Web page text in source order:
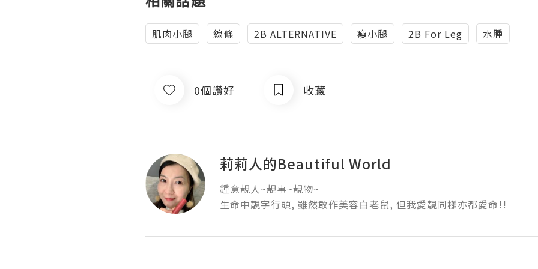
肌肉小腿 線條 2B ALTERNATIVE 瘦小腿 2B For Leg 水腫
0個讚好 收藏
莉莉人的Beautiful World
鍾意靚人~靚事~靚物~
生命中靚字行頭, 雖然敢作美容白老鼠, 但我愛靚同樣亦都愛命!!